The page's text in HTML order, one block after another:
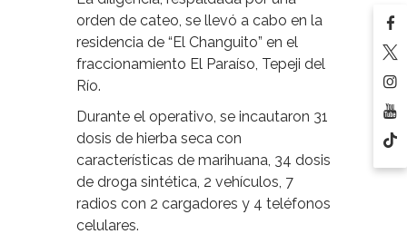
orden de cateo, se llevó a cabo en la
residencia de “El Changuito” en el
fraccionamiento El Paraíso, Tepeji del
Río.
Durante el operativo, se incautaron 31
dosis de hierba seca con
características de marihuana, 34 dosis
de droga sintética, 2 vehículos, 7
radios con 2 cargadores y 4 teléfonos
celulares.